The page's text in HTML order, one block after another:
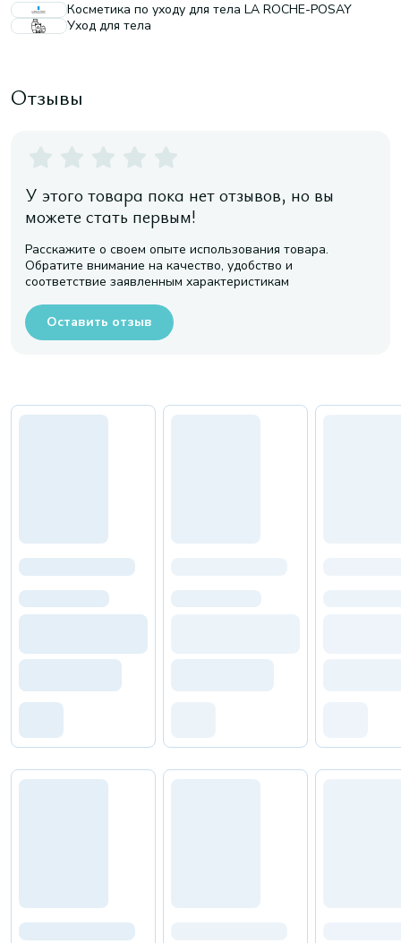
Косметика по уходу для тела LA ROCHE-POSAY
Уход для тела
Отзывы
У этого товара пока нет отзывов, но вы
можете стать первым!
Расскажите о своем опыте использования товара.
Обратите внимание на качество, удобство и
соответствие заявленным характеристикам
Оставить отзыв